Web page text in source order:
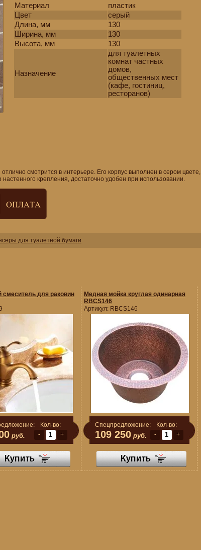
Материал
пластик
Цвет
серый
Длина, мм
130
Ширина, мм
130
Высота, мм
130
Назначение
для туалетных
комнат частных
домов,
общественных мест
(кафе, гостиниц,
ресторанов)
смотрится в интерьере. Его корпус выполнен в сером цвете,
крепления, достаточно удобен при использовании.
для туалетной бумаги
смеситель для раковин
руб.
Кол-во:
-
+
Медная мойка круглая одинарная
RBCS146
Артикул: RBCS146
Спецпредложение:
109 250 руб.
Кол-во:
-
+